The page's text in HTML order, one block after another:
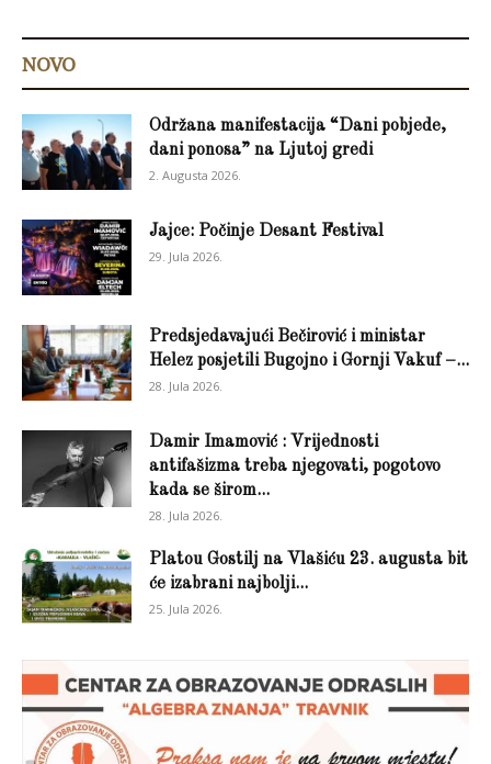
NOVO
Održana manifestacija “Dani pobjede,
dani ponosa” na Ljutoj gredi
2. Augusta 2026.
Jajce: Počinje Desant Festival
29. Jula 2026.
Predsjedavajući Bečirović i ministar
Helez posjetili Bugojno i Gornji Vakuf –...
28. Jula 2026.
Damir Imamović : Vrijednosti
antifašizma treba njegovati, pogotovo
kada se širom...
28. Jula 2026.
Platou Gostilj na Vlašiću 23. augusta bit
će izabrani najbolji...
25. Jula 2026.